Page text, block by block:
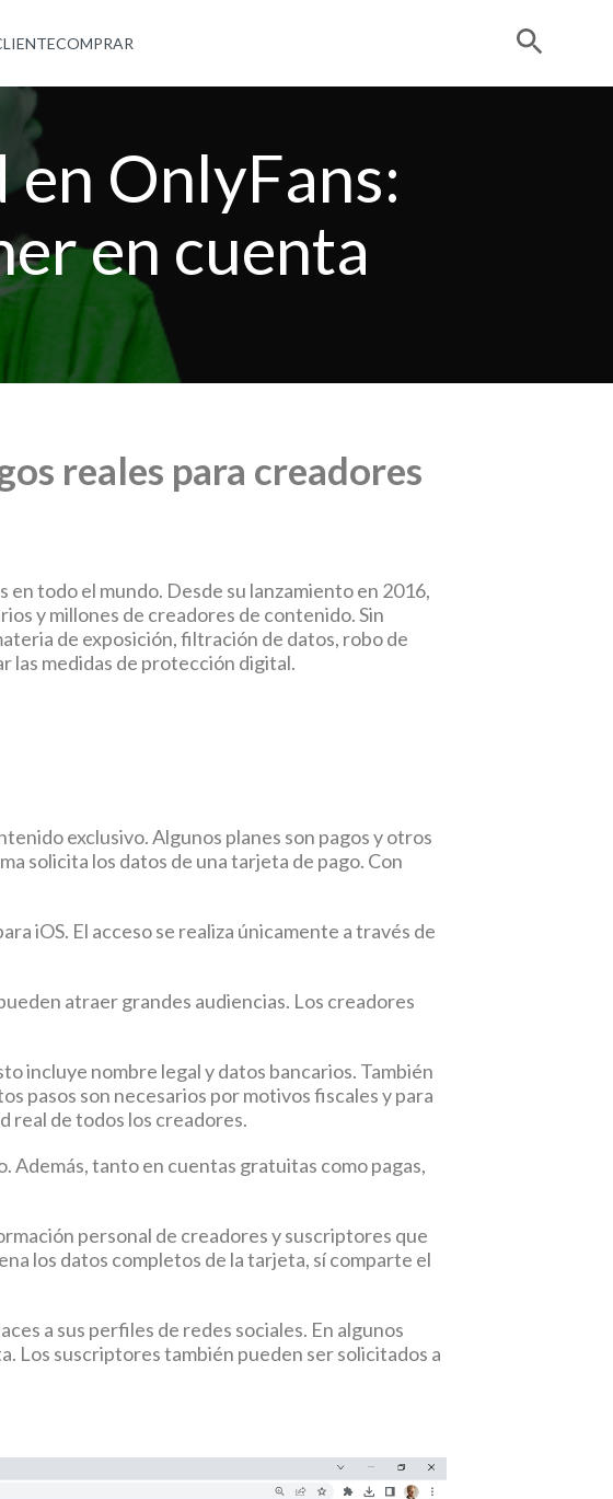
COMPRAR
OnlyFans:
en cuenta
reales para creadores
en todo el mundo. Desde su lanzamiento en 2016,
y millones de creadores de contenido. Sin
de exposición, filtración de datos, robo de
las medidas de protección digital.
exclusivo. Algunos planes son pagos y otros
solicita los datos de una tarjeta de pago. Con
iOS. El acceso se realiza únicamente a través de
atraer grandes audiencias. Los creadores
incluye nombre legal y datos bancarios. También
pasos son necesarios por motivos fiscales y para
real de todos los creadores.
tanto en cuentas gratuitas como pagas,
personal de creadores y suscriptores que
los datos completos de la tarjeta, sí comparte el
a sus perfiles de redes sociales. En algunos
Los suscriptores también pueden ser solicitados a